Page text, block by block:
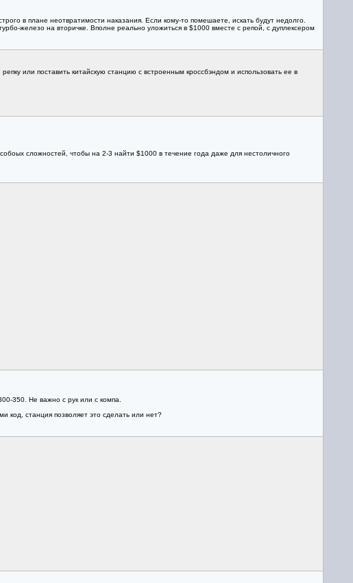
в плане неотвратимости наказания. Если кому-то помешаете, искать будут недолго.
железо на вторичке. Вполне реально уложиться в $1000 вместе с репой, с дуплексером
или поставить китайскую станцию с встроенным кроссбэндом и использовать ее в
сложностей, чтобы на 2-3 найти $1000 в течение года даже для нестоличного
350. Не важно с рук или с компа.
код, станция позволяет это сделать или нет?